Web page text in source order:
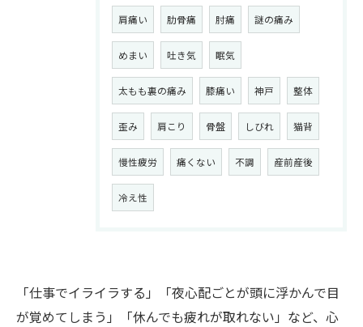
肩痛い 肋骨痛 肘痛 謎の痛み
めまい 吐き気 眠気
太もも裏の痛み 膝痛い 神戸 整体
歪み 肩こり 骨盤 しびれ 猫背
慢性疲労 痛くない 不調 産前産後
冷え性
「仕事でイライラする」「夜心配ごとが頭に浮かんで目
が覚めてしまう」「休んでも疲れが取れない」など、心